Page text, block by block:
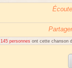
145 personnes ont cette chanson